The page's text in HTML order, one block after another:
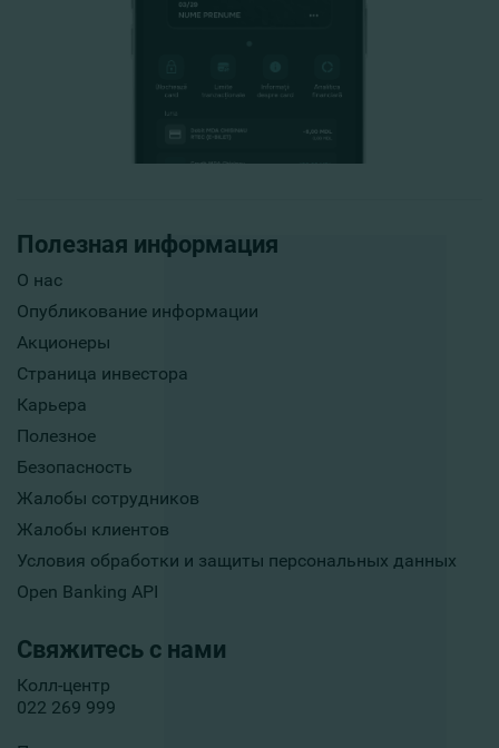
Полезная информация
О нас
Опубликование информации
Акционеры
Страница инвестора
Карьера
Полезное
Безопасность
Жалобы сотрудников
Жалобы клиентов
Условия обработки и защиты персональных данных
Open Banking API
Свяжитесь с нами
Колл-центр
022 269 999